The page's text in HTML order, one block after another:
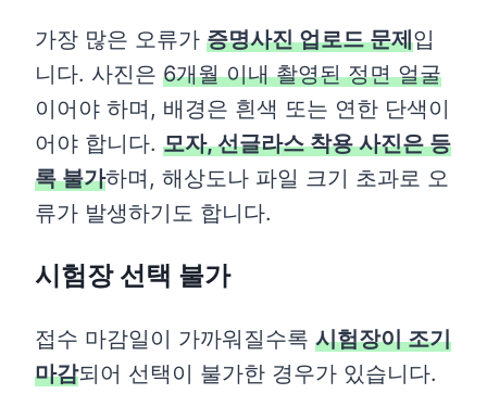
가장 많은 오류가 증명사진 업로드 문제입
니다. 사진은 6개월 이내 촬영된 정면 얼굴
이어야 하며, 배경은 흰색 또는 연한 단색이
어야 합니다. 모자, 선글라스 착용 사진은 등
록 불가하며, 해상도나 파일 크기 초과로 오
류가 발생하기도 합니다.
시험장 선택 불가
접수 마감일이 가까워질수록 시험장이 조기
마감되어 선택이 불가한 경우가 있습니다.